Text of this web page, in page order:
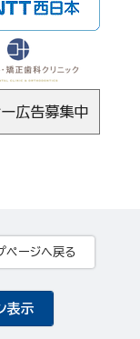
ページへ戻る
表示